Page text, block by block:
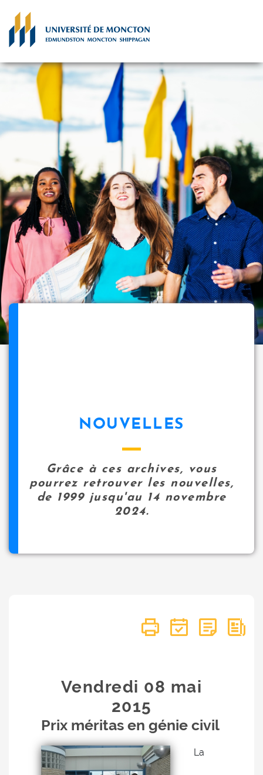
NOUVELLES
Grâce à ces archives, vous
pourrez retrouver les nouvelles,
de 1999 jusqu'au 14 novembre
2024.
Vendredi 08 mai
2015
Prix méritas en génie civil
La